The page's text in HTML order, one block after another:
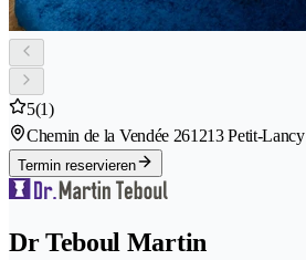
5(1)
Chemin de la Vendée 261213 Petit-Lancy
Termin reservieren
Dr Teboul Martin